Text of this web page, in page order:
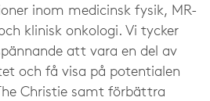
inom medicinsk fysik, MR-
klinisk onkologi. Vi tycker
att vara en del av
och få visa på potentialen
Christie samt förbättra